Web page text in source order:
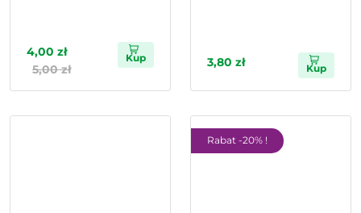
4,00 zł
5,00 zł
Kup 3,80 zł Kup
Rabat -20% !